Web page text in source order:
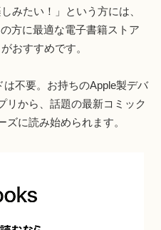
みたい！」という方には、
方に最適な電子書籍ストア
がおすすめです。
不要。お持ちのApple製デバ
リから、話題の最新コミック
に読み始められます。